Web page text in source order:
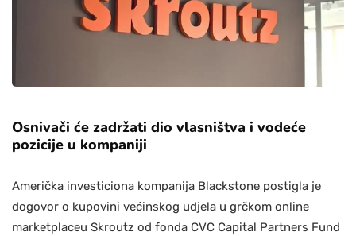
Osnivači će zadržati dio vlasništva i vodeće
pozicije u kompaniji
Američka investiciona kompanija Blackstone postigla je
dogovor o kupovini većinskog udjela u grčkom online
marketplaceu Skroutz od fonda CVC Capital Partners Fund